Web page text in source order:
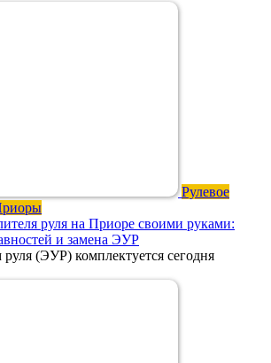
Рулевое
руля на Приоре своими руками:
и замена ЭУР
(ЭУР) комплектуется сегодня